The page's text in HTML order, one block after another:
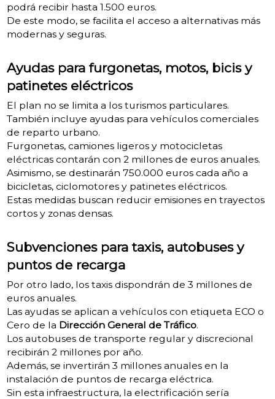
podrá recibir hasta 1.500 euros.
De este modo, se facilita el acceso a alternativas más
modernas y seguras.
Ayudas para furgonetas, motos, bicis y
patinetes eléctricos
El plan no se limita a los turismos particulares.
También incluye ayudas para vehículos comerciales
de reparto urbano.
Furgonetas, camiones ligeros y motocicletas
eléctricas contarán con 2 millones de euros anuales.
Asimismo, se destinarán 750.000 euros cada año a
bicicletas, ciclomotores y patinetes eléctricos.
Estas medidas buscan reducir emisiones en trayectos
cortos y zonas densas.
Subvenciones para taxis, autobuses y
puntos de recarga
Por otro lado, los taxis dispondrán de 3 millones de
euros anuales.
Las ayudas se aplican a vehículos con etiqueta ECO o
Cero de la Dirección General de Tráfico.
Los autobuses de transporte regular y discrecional
recibirán 2 millones por año.
Además, se invertirán 3 millones anuales en la
instalación de puntos de recarga eléctrica.
Sin esta infraestructura, la electrificación sería